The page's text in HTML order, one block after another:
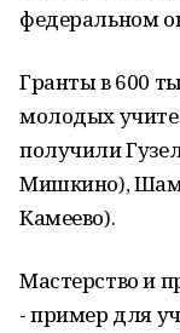
федеральном
Гранты в 600
молодых
получили
Мишкино),
Камеево).
Мастерство и
- пример для